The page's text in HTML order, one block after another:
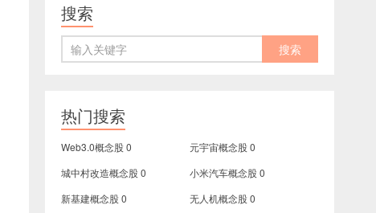
搜索
热门搜索
Web3.0概念股0 元宇宙概念股0
城中村改造概念股0 小米汽车概念股0
新基建概念股0 无人机概念股0